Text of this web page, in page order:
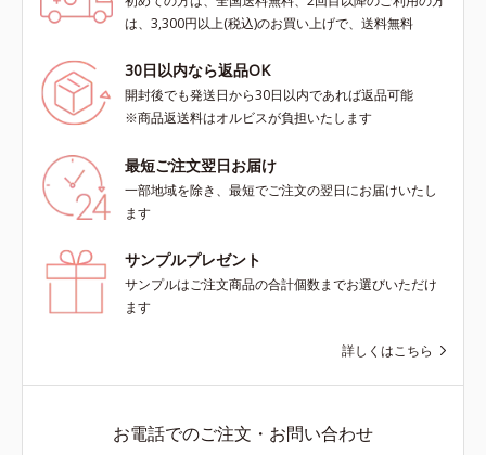
は、3,300円以上(税込)のお買い上げで、送料無料
30日以内なら返品OK
開封後でも発送日から30日以内であれば返品可能
※商品返送料はオルビスが負担いたします
最短ご注文翌日お届け
一部地域を除き、最短でご注文の翌日にお届けいたし
ます
サンプルプレゼント
サンプルはご注文商品の合計個数までお選びいただけ
ます
詳しくはこちら
お電話でのご注文・お問い合わせ